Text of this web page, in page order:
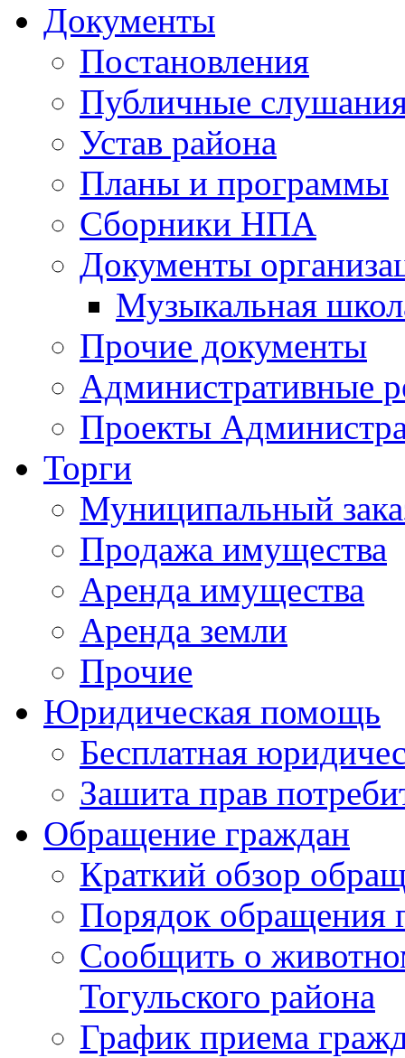
Документы
Постановления
Публичные
Устав района
Планы и программы
Сборники НПА
Документы
Музыкальная
Прочие документы
Административные
Проекты
Торги
Муниципальный
Продажа имущества
Аренда имущества
Аренда земли
Прочие
Юридическая помощь
Бесплатная
Зашита прав
Обращение граждан
Краткий обзор
Порядок обращения
Сообщить о
Тогульского района
График приема